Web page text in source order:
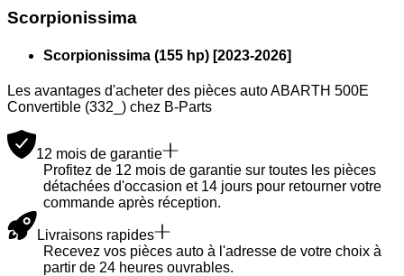
Scorpionissima
Scorpionissima (155 hp) [2023-2026]
Les avantages d'acheter des pièces auto ABARTH 500E
Convertible (332_) chez B-Parts
12 mois de garantie
Profitez de 12 mois de garantie sur toutes les pièces
détachées d'occasion et 14 jours pour retourner votre
commande après réception.
Livraisons rapides
Recevez vos pièces auto à l'adresse de votre choix à
partir de 24 heures ouvrables.